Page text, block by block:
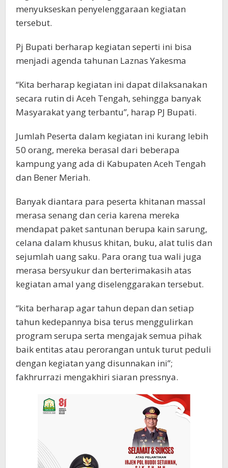
menyukseskan penyelenggaraan kegiatan
tersebut.
Pj Bupati berharap kegiatan seperti ini bisa
menjadi agenda tahunan Laznas Yakesma
“Kita berharap kegiatan ini dapat dilaksanakan
secara rutin di Aceh Tengah, sehingga banyak
Masyarakat yang terbantu”, harap PJ Bupati.
Jumlah Peserta dalam kegiatan ini kurang lebih
50 orang, mereka berasal dari beberapa
kampung yang ada di Kabupaten Aceh Tengah
dan Bener Meriah.
Banyak diantara para peserta khitanan massal
merasa senang dan ceria karena mereka
mendapat paket santunan berupa kain sarung,
celana dalam khusus khitan, buku, alat tulis dan
sejumlah uang saku. Para orang tua wali juga
merasa bersyukur dan berterimakasih atas
kegiatan amal yang diselenggarakan tersebut.
“kita berharap agar tahun depan dan setiap
tahun kedepannya bisa terus menggulirkan
program serupa serta mengajak semua pihak
baik entitas atau perorangan untuk turut peduli
dengan kegiatan yang disunnakan ini”;
fakhrurrazi mengakhiri siaran pressnya.